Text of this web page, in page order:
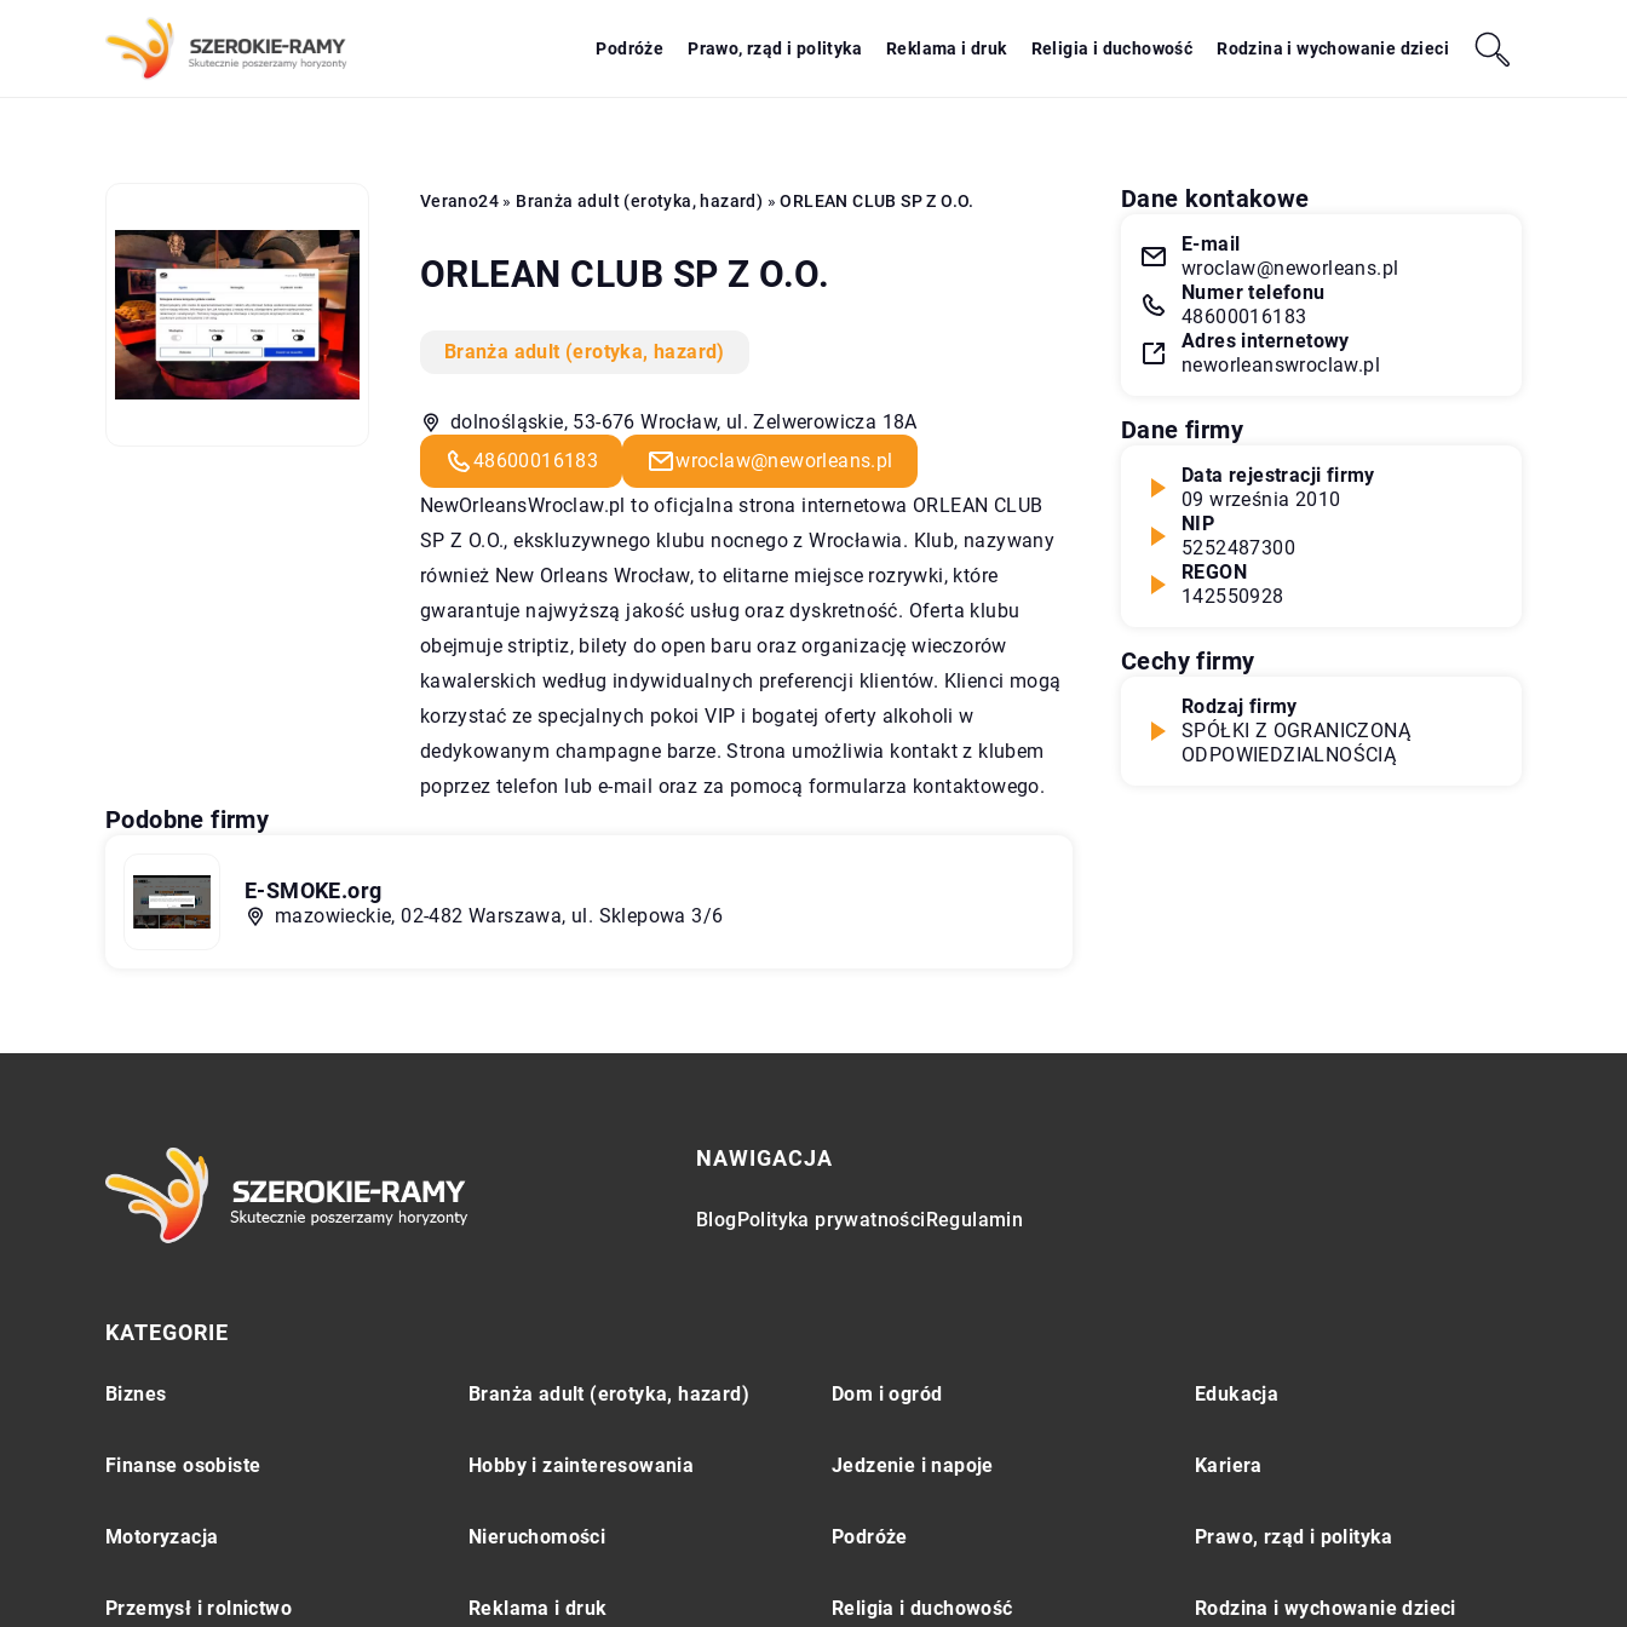
Podróże Prawo, rząd i polityka Reklama i druk Religia i duchowość Rodzina i wychowanie dzieci
Verano24» Branża adult (erotyka, hazard) »ORLEAN CLUB SP Z O.O.
ORLEAN CLUB SP Z O.O.
Branża adult (erotyka, hazard)
dolnośląskie, 53-676 Wrocław, ul. Zelwerowicza 18A
48600016183
wroclaw@neworleans.pl
NewOrleansWroclaw.pl to oficjalna strona internetowa ORLEAN CLUB
SP Z O.O., ekskluzywnego klubu nocnego z Wrocławia. Klub, nazywany
również New Orleans Wrocław, to elitarne miejsce rozrywki, które
gwarantuje najwyższą jakość usług oraz dyskretność. Oferta klubu
obejmuje striptiz, bilety do open baru oraz organizację wieczorów
kawalerskich według indywidualnych preferencji klientów. Klienci mogą
korzystać ze specjalnych pokoi VIP i bogatej oferty alkoholi w
dedykowanym champagne barze. Strona umożliwia kontakt z klubem
poprzez telefon lub e-mail oraz za pomocą formularza kontaktowego.
Podobne firmy
E-SMOKE.org
mazowieckie, 02-482 Warszawa, ul. Sklepowa 3/6
Dane kontakowe
E-mail
wroclaw@neworleans.pl
Numer telefonu
48600016183
Adres internetowy
neworleanswroclaw.pl
Dane firmy
Data rejestracji firmy
09 września 2010
NIP
5252487300
REGON
142550928
Cechy firmy
Rodzaj firmy
SPÓŁKI Z OGRANICZONĄ
ODPOWIEDZIALNOŚCIĄ
NAWIGACJA
BlogPolityka prywatnościRegulamin
KATEGORIE
Biznes Branża adult (erotyka, hazard) Dom i ogród Edukacja
Finanse osobiste Hobby i zainteresowania Jedzenie i napoje Kariera
Motoryzacja Nieruchomości Podróże Prawo, rząd i polityka
Przemysł i rolnictwo Reklama i druk Religia i duchowość Rodzina i wychowanie dzieci